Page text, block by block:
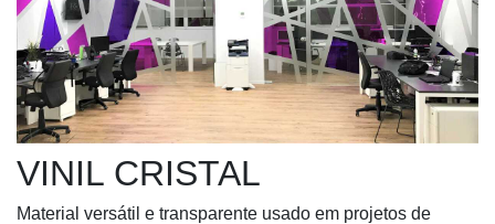
VINIL CRISTAL
Material versátil e transparente usado em projetos de